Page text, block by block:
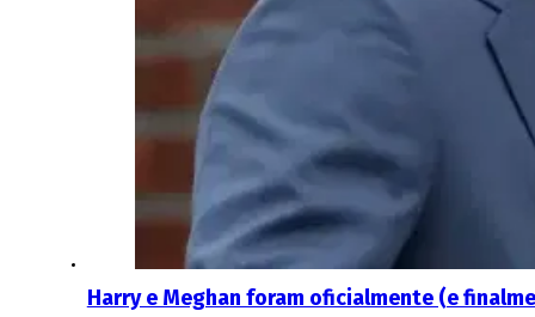
Harry e Meghan foram oficialmente (e